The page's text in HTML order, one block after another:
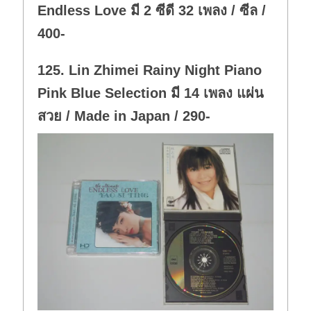
Endless Love มี 2 ซีดี 32 เพลง / ซีล /
400-
125. Lin Zhimei Rainy Night Piano
Pink Blue Selection มี 14 เพลง แผ่น
สวย / Made in Japan / 290-